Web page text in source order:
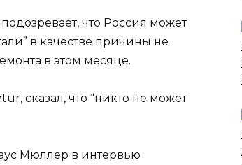
что Россия может
в качестве причины не
в этом месяце.
сказал, что “никто не может
Мюллер в интервью